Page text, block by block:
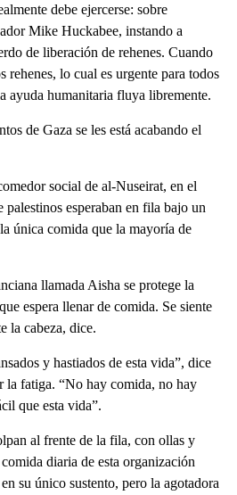
debe ejercerse: sobre
Mike Huckabee, instando a
de liberación de rehenes. Cuando
rehenes, lo cual es urgente para todos
ayuda humanitaria fluya libremente.
de Gaza se les está acabando el
social de al-Nuseirat, en el
palestinos esperaban en fila bajo un
única comida que la mayoría de
llamada Aisha se protege la
espera llenar de comida. Se siente
la cabeza, dice.
​​y hastiados de esta vida”, dice
la fatiga. “No hay comida, no hay
que esta vida”.
al frente de la fila, con ollas y
diaria de esta organización
su único sustento, pero la agotadora